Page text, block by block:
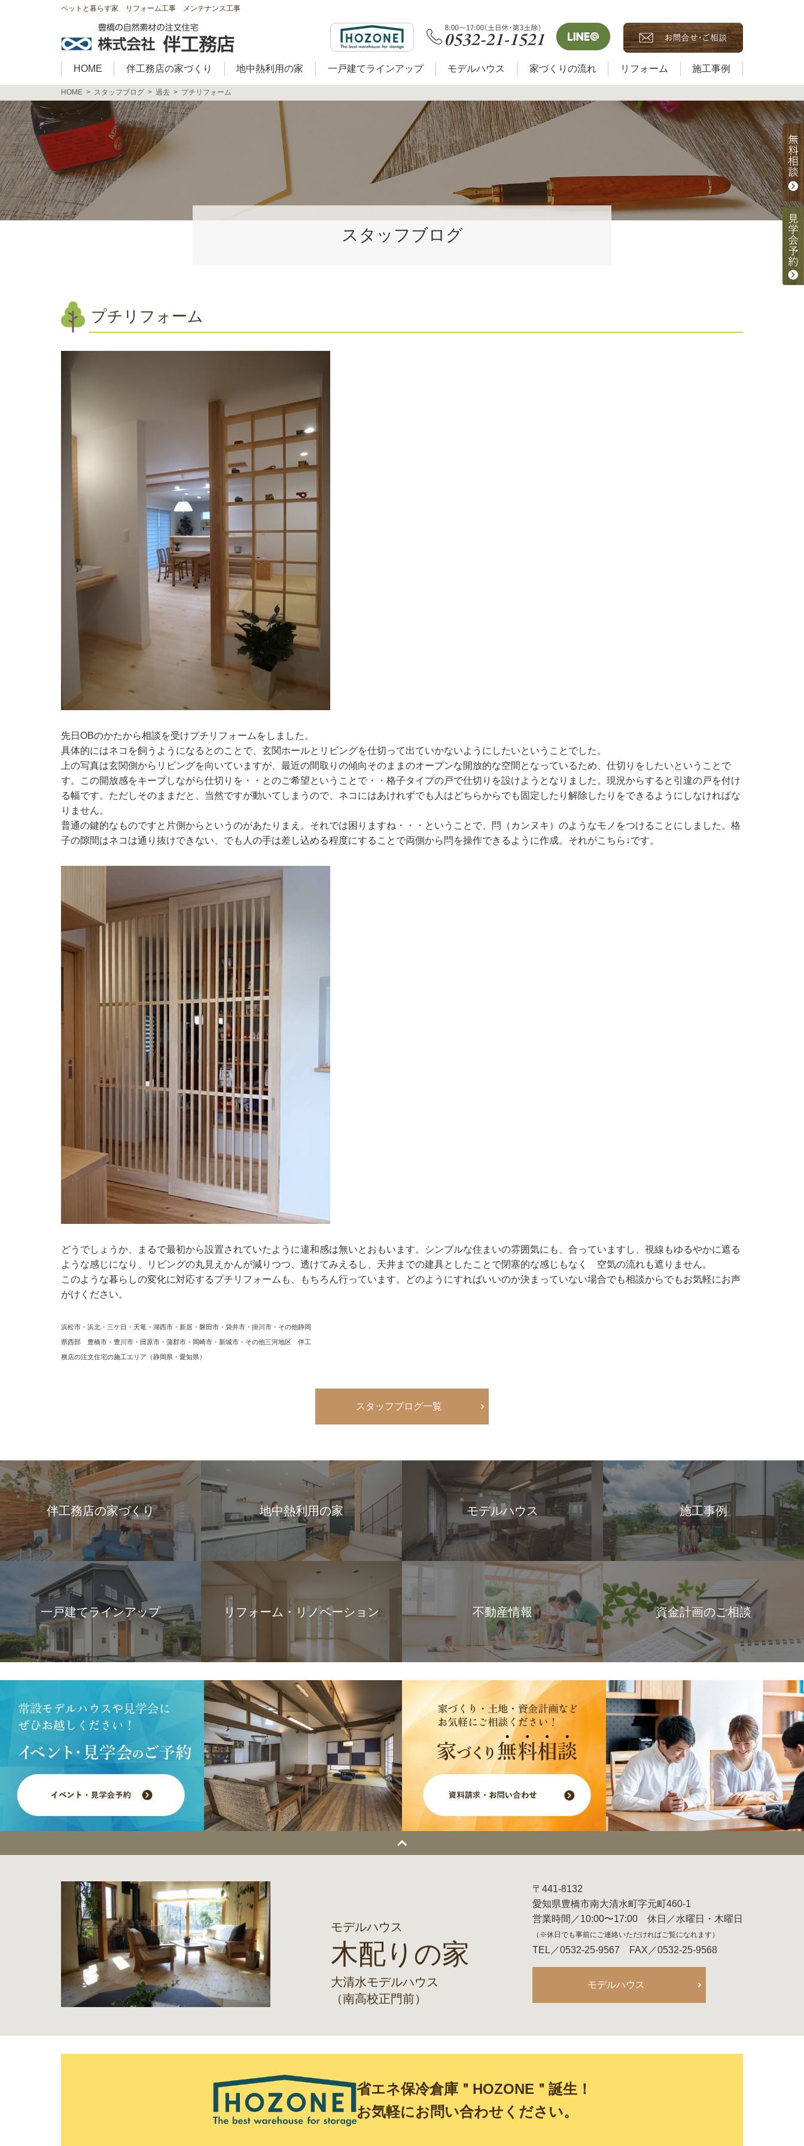
ペットと暮らす家 リフォーム工事 メンテナンス工事
HOME 伴工務店の家づくり 地中熱利用の家 一戸建てラインアップ モデルハウス 家づくりの流れ リフォーム 施工事例
HOME スタッフブログ 過去 プチリフォーム
スタッフブログ
プチリフォーム
先日OBのかたから相談を受けプチリフォームをしました。
具体的にはネコを飼うようになるとのことで、玄関ホールとリビングを仕切って出ていかないようにしたいということでした。
上の写真は玄関側からリビングを向いていますが、最近の間取りの傾向そのままのオープンな開放的な空間となっているため、仕切りをしたいということで
す。この開放感をキープしながら仕切りを・・とのご希望ということで・・格子タイプの戸で仕切りを設けようとなりました。現況からすると引違の戸を付け
る幅です。ただしそのままだと、当然ですが動いてしまうので、ネコにはあけれずでも人はどちらからでも固定したり解除したりをできるようにしなければな
りません。
普通の鍵的なものですと片側からというのがあたりまえ。それでは困りますね・・・ということで、閂（カンヌキ）のようなモノをつけることにしました。格
子の隙間はネコは通り抜けできない、でも人の手は差し込める程度にすることで両側から閂を操作できるように作成。それがこちら↓です。
どうでしょうか、まるで最初から設置されていたように違和感は無いとおもいます。シンプルな住まいの雰囲気にも、合っていますし、視線もゆるやかに遮る
ような感じになり、リビングの丸見えかんが減りつつ、透けてみえるし、天井までの建具としたことで閉塞的な感じもなく 空気の流れも遮りません。
このような暮らしの変化に対応するプチリフォームも、もちろん行っています。どのようにすればいいのか決まっていない場合でも相談からでもお気軽にお声
がけください。
浜松市・浜北・三ケ日・天竜・湖西市・新居・磐田市・袋井市・掛川市・その他静岡
県西部 豊橋市・豊川市・田原市・蒲郡市・岡崎市・新城市・その他三河地区 伴工
務店の注文住宅の施工エリア（静岡県・愛知県）
スタッフブログ一覧
伴工務店の家づくり 地中熱利用の家 モデルハウス 施工事例
一戸建てラインアップ リフォーム・リノベーション 不動産情報 資金計画のご相談
モデルハウス
木配りの家
大清水モデルハウス
（南高校正門前）
〒441-8132
愛知県豊橋市南大清水町字元町460-1
営業時間／10:00〜17:00 休日／水曜日・木曜日
（※休日でも事前にご連絡いただければご覧になれます）
TEL／0532-25-9567 FAX／0532-25-9568
モデルハウス
省エネ保冷倉庫＂HOZONE＂誕生！
お気軽にお問い合わせください。